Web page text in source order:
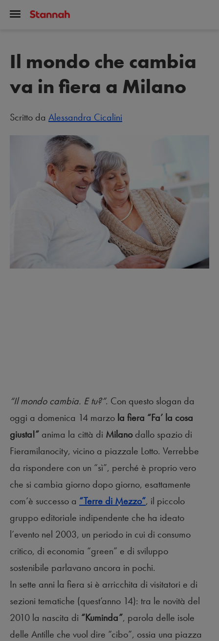
Il mondo che cambia
va in fiera a Milano
Scritto da Alessandra Cicalini
“Il mondo cambia. E tu?”. Con questo slogan da
oggi a domenica 14 marzo la fiera “Fa’ la cosa
giusta!” anima la città di Milanodallo spazio di
Fieramilanocity, vicino a piazzale Lotto. Verrebbe
da rispondere con un “sì”, perché è proprio vero
che si cambia giorno dopo giorno, esattamente
com’è successo a “Terre di Mezzo”, il piccolo
gruppo editoriale indipendente che ha ideato
l’evento nel 2003, un periodo in cui di consumo
critico, di economia “green” e di sviluppo
sostenibile parlavano ancora in pochi.
In sette anni la fiera si è arricchita di visitatori e di
sezioni tematiche (quest’anno 14): tra le novità del
2010 la nascita di “Kuminda”, parola delle isole
delle Antille che vuol dire “cibo”, ossia una piazza